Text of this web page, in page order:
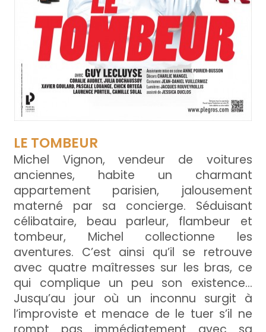
LE TOMBEUR
Michel Vignon, vendeur de voitures
anciennes, habite un charmant
appartement parisien, jalousement
materné par sa concierge. Séduisant
célibataire, beau parleur, flambeur et
tombeur, Michel collectionne les
aventures. C’est ainsi qu’il se retrouve
avec quatre maîtresses sur les bras, ce
qui complique un peu son existence...
Jusqu’au jour où un inconnu surgit à
l’improviste et menace de le tuer s’il ne